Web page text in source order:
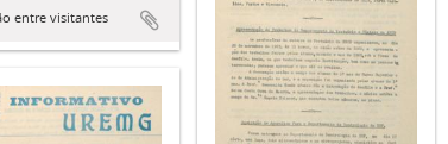
entre visitantes